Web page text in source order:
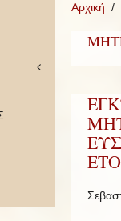
Αρχική